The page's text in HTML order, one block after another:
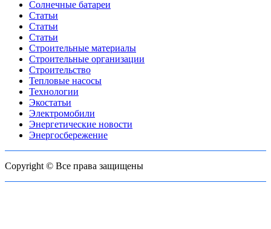
Солнечные батареи
Статьи
Статьи
Статьи
Строительные материалы
Строительные организации
Строительство
Тепловые насосы
Технологии
Экостатьи
Электромобили
Энергетические новости
Энергосбережение
Copyright © Все права защищены